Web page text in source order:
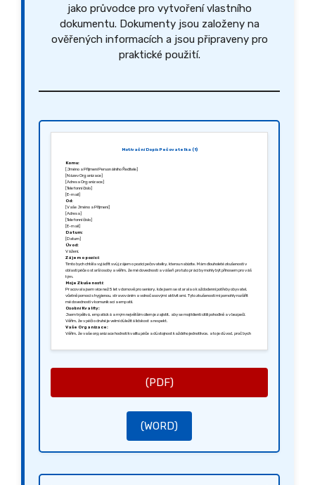
jako průvodce pro vytvoření vlastního
dokumentu. Dokumenty jsou založeny na
ověřených informacích a jsou připraveny pro
praktické použití.
Motivační Dopis Pečovatelka (1)
Komu:
[Jméno a Příjmení Personálního Ředitele]
[Název Organizace]
[Adresa Organizace]
[Telefonní číslo]
[E-mail]
Od:
[Vaše Jméno a Příjmení]
[Adresa]
[Telefonní číslo]
[E-mail]
Datum:
[Datum]
Úvod:
Vážení,
Zájem o pozici:
Tímto bych chtěla vyjádřit svůj zájem o pozici pečovatelky, kterou nabízíte. Mám dlouholeté zkušenosti v
oblasti péče o starší osoby a věřím, že mé dovednosti a vášeň pro tuto práci by mohly být přínosem pro váš
tým.
Moje Zkušenosti:
Pracovala jsem více než 5 let v domově pro seniory, kde jsem se starala o každodenní potřeby obyvatel,
včetně pomoci s hygienou, stravováním a volnočasovými aktivitami. Tyto zkušenosti mi pomohly rozšířit
mé dovednosti v komunikaci a empatii.
Osobní Kvality:
Jsem trpělivá, empatická a mým největším cílem je zajistit, aby se moji klienti cítili pohodlně a v bezpečí.
Věřím, že v péči o druhé je velmi důležitá lidskost a respekt.
Vaše Organizace:
Věřím, že vaše organizace hodnotí kvalitu péče a důstojnost každého jednotlivce, a to je důvod, proč bych
(PDF)
(WORD)